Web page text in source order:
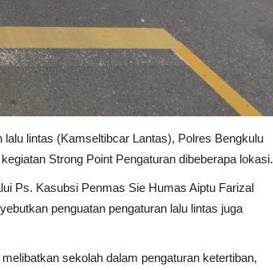
lintas (Kamseltibcar Lantas), Polres Bengkulu
Strong Point Pengaturan dibeberapa lokasi.
Ps. Kasubsi Penmas Sie Humas Aiptu Farizal
penguatan pengaturan lalu lintas juga
sekolah dalam pengaturan ketertiban,